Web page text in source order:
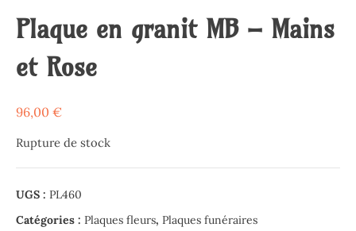
Plaque en granit MB – Mains
et Rose
96,00 €
Rupture de stock
UGS : PL460
Catégories : Plaques fleurs, Plaques funéraires